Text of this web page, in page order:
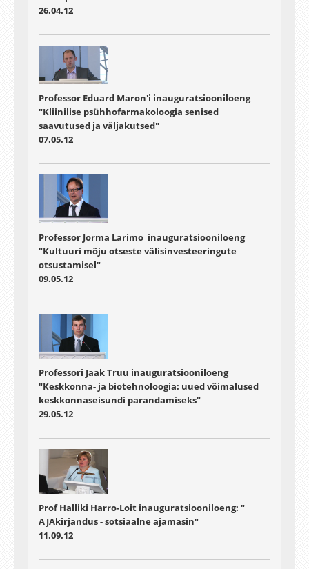
26.04.12
Professor Eduard Maron'i inauguratsiooniloeng
"Kliinilise psühhofarmakoloogia senised
saavutused ja väljakutsed"
07.05.12
Professor Jorma Larimo inauguratsiooniloeng
"Kultuuri mõju otseste välisinvesteeringute
otsustamisel"
09.05.12
Professori Jaak Truu inauguratsiooniloeng
"Keskkonna- ja biotehnoloogia: uued võimalused
keskkonnaseisundi parandamiseks"
29.05.12
Prof Halliki Harro-Loit inauguratsiooniloeng: "
AJAkirjandus - sotsiaalne ajamasin"
11.09.12